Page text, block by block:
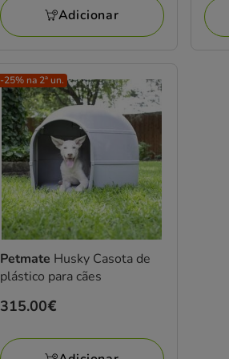
Adicionar
2
-25% na 2ª un.
Petmate Husky Casota de
plástico para cães
Preço
315.00€